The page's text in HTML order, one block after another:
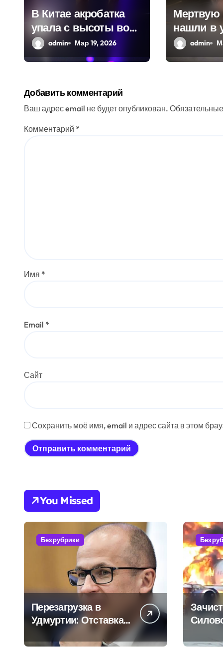
з
а
п
с
я
м
В Китае акробатка
упала с высоты во
время
представления
admin Мар 19, 2026
нашли в
фасоли в
admin
Добавить комментарий
Ваш адрес email не будет опубликован.
Комментарий *
Имя *
Email *
Сайт
Сохранить моё имя, email и адрес сайта в этом
You Missed
Без рубрики
Перезагрузка в
Удмуртии: Отставка
Бречалова как
результат
Без